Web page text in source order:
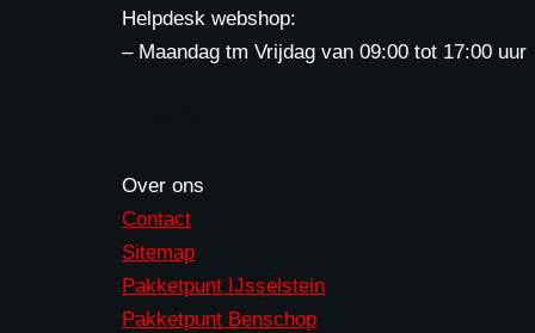
Helpdesk webshop:
– Maandag tm Vrijdag van 09:00 tot 17:00 uur
Over ons
Contact
Sitemap
Pakketpunt IJsselstein
Pakketpunt Benschop